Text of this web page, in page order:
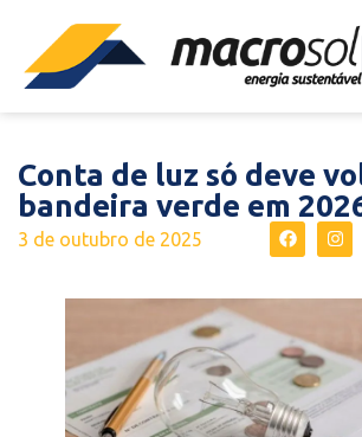
Conta de luz só deve
bandeira verde em
3 de outubro de 2025